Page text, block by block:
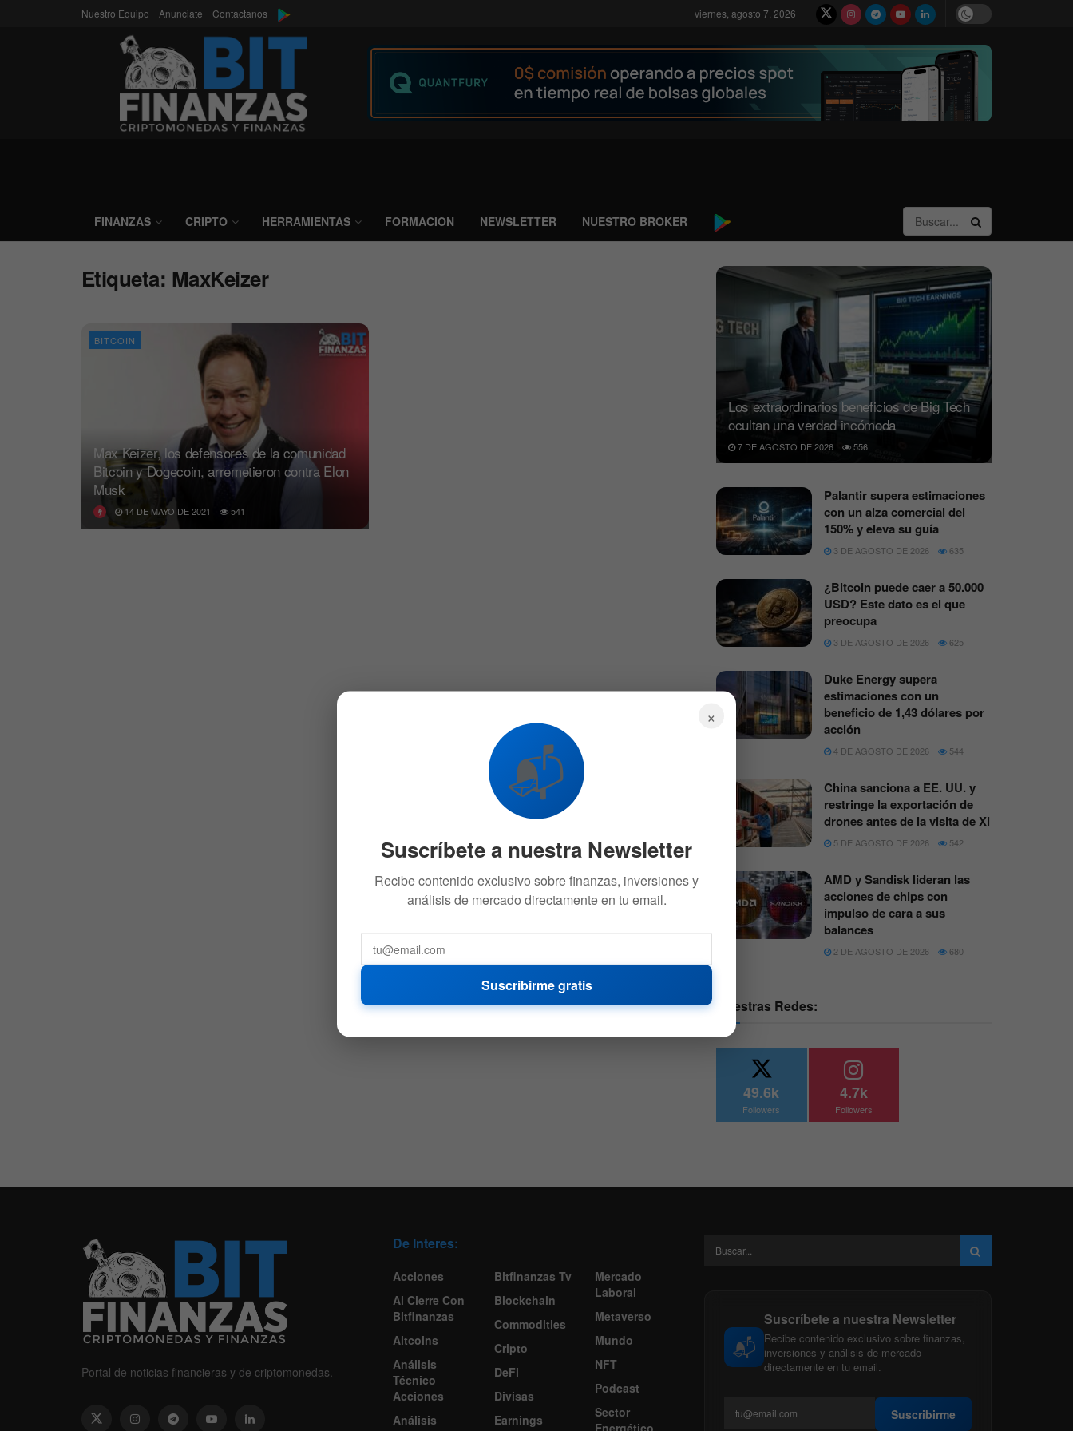
Nuestro Equipo Anunciate Contactanos viernes, agosto 7, 2026
FINANZAS CRIPTO HERRAMIENTAS FORMACION NEWSLETTER NUESTRO BROKER
Etiqueta: MaxKeizer
BITCOIN
Max Keizer, los defensores de la comunidad
Bitcoin y Dogecoin, arremetieron contra Elon
Musk
14 DE MAYO DE 2021 541
Los extraordinarios beneficios de Big Tech
ocultan una verdad incómoda
7 DE AGOSTO DE 2026 556
Palantir supera estimaciones
con un alza comercial del
150% y eleva su guía
3 DE AGOSTO DE 2026 635
¿Bitcoin puede caer a 50.000
USD? Este dato es el que
preocupa
3 DE AGOSTO DE 2026 625
Duke Energy supera
estimaciones con un
beneficio de 1,43 dólares por
acción
4 DE AGOSTO DE 2026 544
China sanciona a EE. UU. y
restringe la exportación de
drones antes de la visita de Xi
5 DE AGOSTO DE 2026 542
AMD y Sandisk lideran las
acciones de chips con
impulso de cara a sus
balances
2 DE AGOSTO DE 2026 680
Nuestras Redes:
49.6k
Followers
4.7k
Followers
Portal de noticias financieras y de criptomonedas.
De Interes:
Acciones
Al Cierre Con
Bitfinanzas
Altcoins
Análisis
Técnico
Acciones
Análisis
Bitfinanzas Tv
Blockchain
Commodities
Cripto
DeFi
Divisas
Earnings
Mercado
Laboral
Metaverso
Mundo
NFT
Podcast
Sector
Energético
📬
Suscríbete a nuestra Newsletter
Recibe contenido exclusivo sobre finanzas,
inversiones y análisis de mercado
directamente en tu email.
Suscribirme
×
📬
Suscríbete a nuestra Newsletter
Recibe contenido exclusivo sobre finanzas, inversiones y
análisis de mercado directamente en tu email.
Suscribirme gratis